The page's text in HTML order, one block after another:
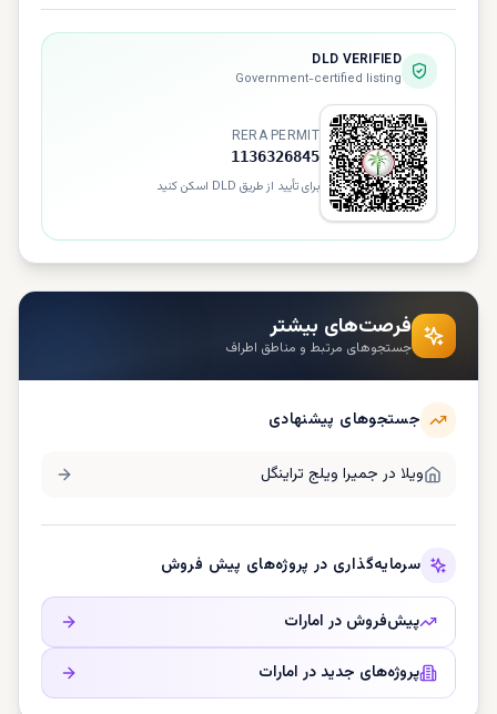
DLD VERIFIED
Government-certified listing
RERA PERMIT
1136326845
برای تأیید از طریق DLD اسکن کنید
فرصت‌های بیشتر
جستجوهای مرتبط و مناطق اطراف
جستجوهای پیشنهادی
ویلا در جمیرا ویلج تراینگل
سرمایه‌گذاری در پروژه‌های پیش فروش
پیش‌فروش در امارات
پروژه‌های جدید در امارات